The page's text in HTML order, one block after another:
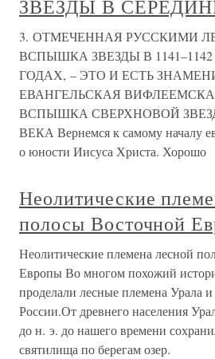
ЗВЕЗДЫ В
3. ОТМЕЧЕННАЯ РУССКИМИ
ВСПЫШКА ЗВЕЗДЫ В 1141–1142
ГОДАХ, – ЭТО И ЕСТЬ
ЕВАНГЕЛЬСКАЯ
ВСПЫШКА СВЕРХНОВОЙ
ВЕКА Вернемся к самому началу
о юности Иисуса Христа. Хорошо
Неолитические
полосы Восточной
Неолитические племена лесной
Европы Во многом похожий
проделали лесные племена Урала и
России.От древнего населения
до н. э. до нашего времени
святилища по берегам озер.